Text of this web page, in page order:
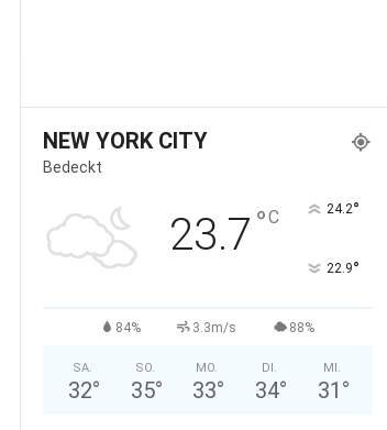
NEW YORK CITY
Bedeckt
23.7 °C 24.2°
22.9°
84% 3.3m/s 88%
SA.
32°
SO.
35°
MO.
33°
DI.
34°
MI.
31 °